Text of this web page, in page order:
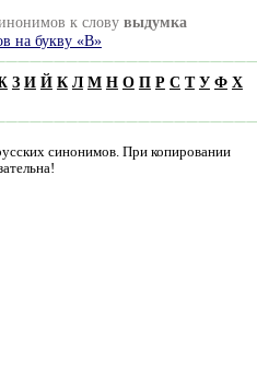
к слову выдумка
на букву «В»
З И Й К Л М Н О П Р С Т У Ф Х
синонимов. При копировании